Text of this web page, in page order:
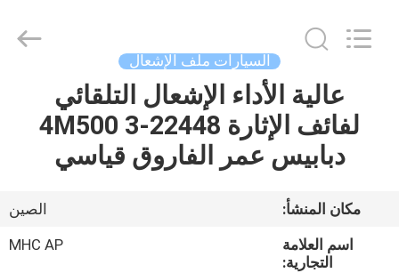
الصفحة
الرئيسية
معلومات
Limited.
السيارات ملف الإشعال
عالية الأداء الإشعال التلقائي
لفائف الإثارة 22448-4M500 3
دبابيس عمر الفاروق قياسي
مكان المنشأ:
الصين
اسم العلامة
التجارية:
MHC AP